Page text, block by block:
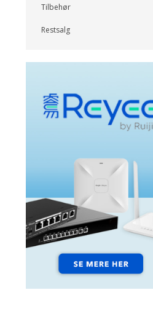
Tilbehør
Restsalg